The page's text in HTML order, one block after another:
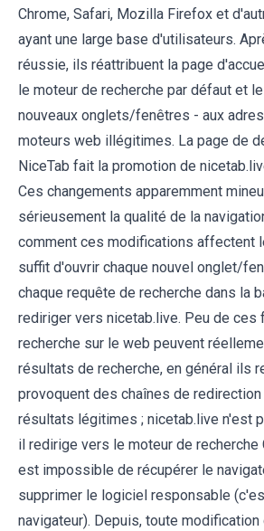
Chrome, Safari, Mozilla Firefox et
ayant une large base d'utilisateurs.
réussie, ils réattribuent la page
le moteur de recherche par défaut et
nouveaux onglets/fenêtres - aux
moteurs web illégitimes. La page de
NiceTab fait la promotion de
Ces changements apparemment
sérieusement la qualité de la
comment ces modifications affectent
suffit d'ouvrir chaque nouvel onglet/
chaque requête de recherche dans la
rediriger vers nicetab.live. Peu de ces
recherche sur le web peuvent
résultats de recherche, en général ils
provoquent des chaînes de
résultats légitimes ; nicetab.live n'est
il redirige vers le moteur de recherche
est impossible de récupérer le
supprimer le logiciel responsable
navigateur). Depuis, toute